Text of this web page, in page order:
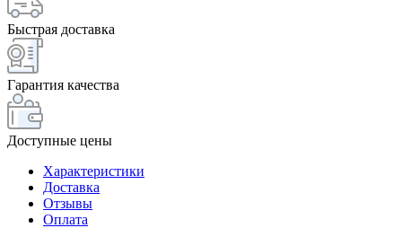
Быстрая доставка
Гарантия качества
Доступные цены
Характеристики
Доставка
Отзывы
Оплата